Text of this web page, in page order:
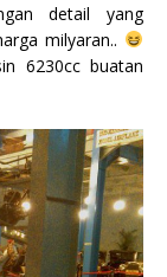
detail yang
milyaran..
6230cc buatan